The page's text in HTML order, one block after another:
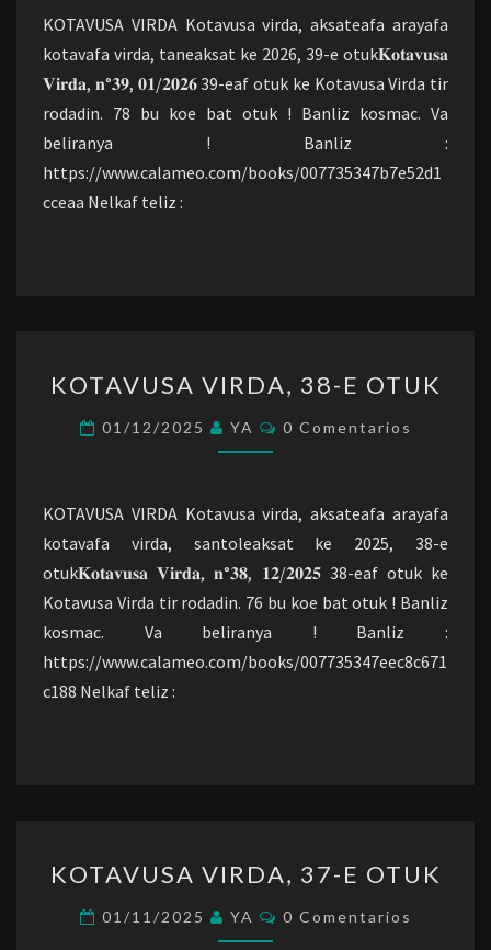
KOTAVUSA VIRDA Kotavusa virda, aksateafa arayafa
kotavafa virda, taneaksat ke 2026, 39-e otuk𝐊𝐨𝐭𝐚𝐯𝐮𝐬𝐚
𝐕𝐢𝐫𝐝𝐚, 𝐧°𝟑𝟗, 𝟎𝟏/𝟐𝟎𝟐𝟔 39-eaf otuk ke Kotavusa Virda tir
rodadin. 78 bu koe bat otuk ! Banliz kosmac. Va
beliranya ! Banliz :
https://www.calameo.com/books/007735347b7e52d1
cceaa Nelkaf teliz :
VIRDA,
38-
E
KOTAVUSA VIRDA, 38-E OTUK
01/12/2025 YA Comentarios
0 Comentarios
KOTAVUSA VIRDA Kotavusa virda, aksateafa arayafa
kotavafa virda, santoleaksat ke 2025, 38-e
otuk𝐊𝐨𝐭𝐚𝐯𝐮𝐬𝐚 𝐕𝐢𝐫𝐝𝐚, 𝐧°𝟑𝟖, 𝟏𝟐/𝟐𝟎𝟐𝟓 38-eaf otuk ke
Kotavusa Virda tir rodadin. 76 bu koe bat otuk ! Banliz
kosmac. Va beliranya ! Banliz :
https://www.calameo.com/books/007735347eec8c671
c188 Nelkaf teliz :
VIRDA,
37-
E
KOTAVUSA VIRDA, 37-E OTUK
01/11/2025 YA Comentarios
0 Comentarios